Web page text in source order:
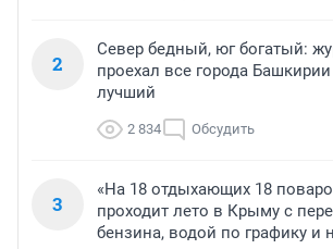
2
Север бедный, юг богатый:
проехал все города
лучший
2 834 Обсудить
3
«На 18 отдыхающих 18
проходит лето в Крыму с
бензина, водой по графику